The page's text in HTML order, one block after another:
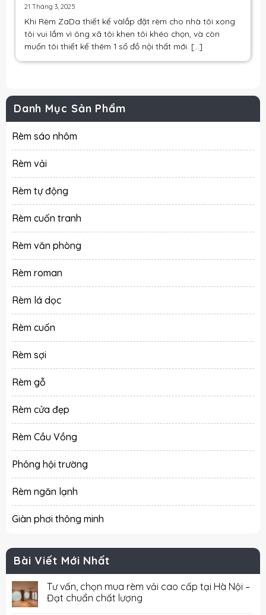
21 Tháng 3, 2025
Khi Rèm ZaDa thiết kế vàlắp đặt rèm cho nhà tôi xong
tôi vui lắm vì ông xã tôi khen tôi khéo chọn, và còn
muốn tôi thiết kế thêm 1 số đồ nội thất mới. [...]
Danh Mục Sản Phẩm
Rèm sáo nhôm
Rèm vải
Rèm tự động
Rèm cuốn tranh
Rèm văn phòng
Rèm roman
Rèm lá dọc
Rèm cuốn
Rèm sợi
Rèm gỗ
Rèm cửa đẹp
Rèm Cầu Vồng
Phông hội trường
Rèm ngăn lạnh
Giàn phơi thông minh
Bài Viết Mới Nhất
Tư vấn, chọn mua rèm vải cao cấp tại Hà Nội –
Đạt chuẩn chất lượng